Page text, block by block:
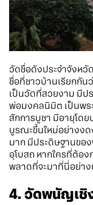
วัดชื่อดังประจำจังห
ชื่อที่ชาวบ้านเรียกกั
เป็นวัดที่สวยงาม มีป
พ่อมงคลนิมิต เป็นพร
สักการบูชา มีอายุโด
บูรณะขึ้นใหม่อย่างง
มาก มีประดิษฐานขอ
อุโบสถ หากใครที่ต้อ
พลาดที่จะมาที่นี่อย่า
4. วัดพนัญเชิ